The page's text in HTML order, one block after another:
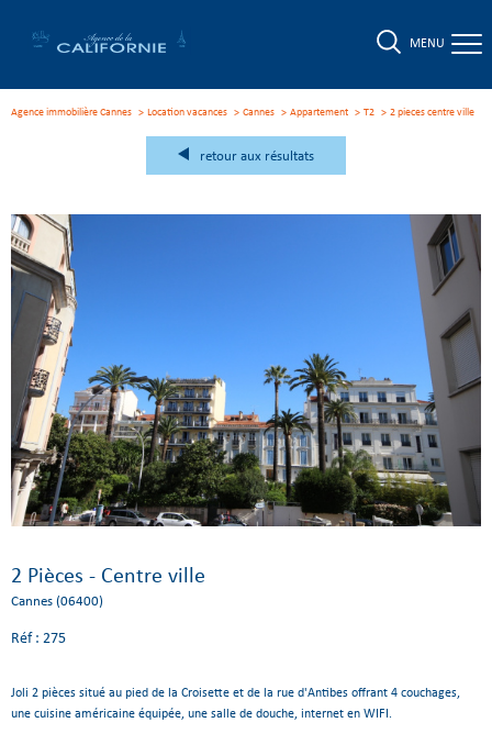
MENU
Agence immobilière Cannes Location vacances Cannes Appartement T2 2 pieces centre ville
retour aux résultats
2 Pièces - Centre ville
Cannes (06400)
Réf : 275
Joli 2 pièces situé au pied de la Croisette et de la rue d'Antibes offrant 4 couchages,
une cuisine américaine équipée, une salle de douche, internet en WIFI.